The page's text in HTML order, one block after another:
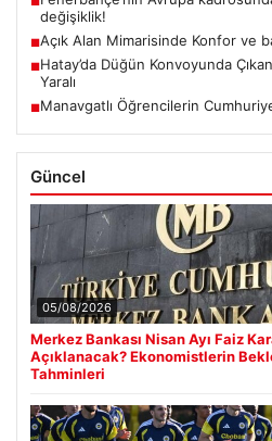
değişiklik!
■Açık Alan Mimarisinde Konfor ve
■Hatay’da Düğün Konvoyunda
Yaralı
■Manavgatlı Öğrencilerin
Güncel
05/08/2026
Merkez Bankası Nisan Ayı Faiz
Açıklanacak? Ekonomistlerin
Tahminleri